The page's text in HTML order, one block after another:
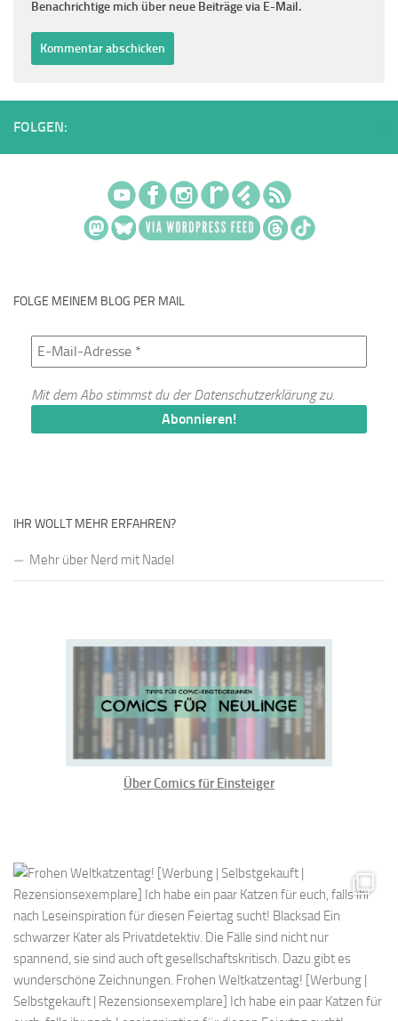
Benachrichtige mich über neue Beiträge via E-Mail.
FOLGEN:
FOLGE MEINEM BLOG PER MAIL
Mit dem Abo stimmst du derDatenschutzerklärungzu.
IHR WOLLT MEHR ERFAHREN?
Mehr über Nerd mit Nadel
Über Comics für Einsteiger